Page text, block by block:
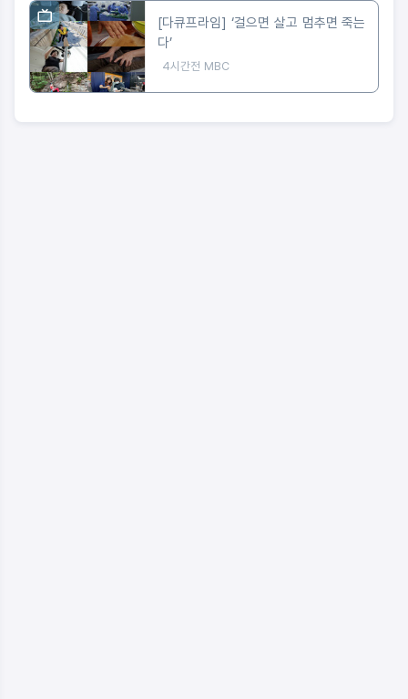
[다큐프라임] ‘걸으면 살고 멈추면 죽는
다’
4시간전 MBC